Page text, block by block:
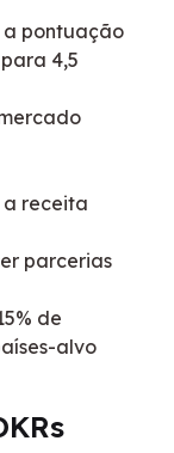
a pontuação
4,5
a receita
parcerias
de
alvo